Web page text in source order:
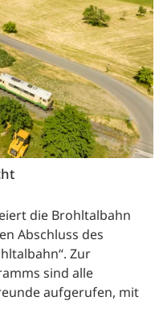
die Brohltalbahn
Abschluss des
Zur
sind alle
aufgerufen, mit